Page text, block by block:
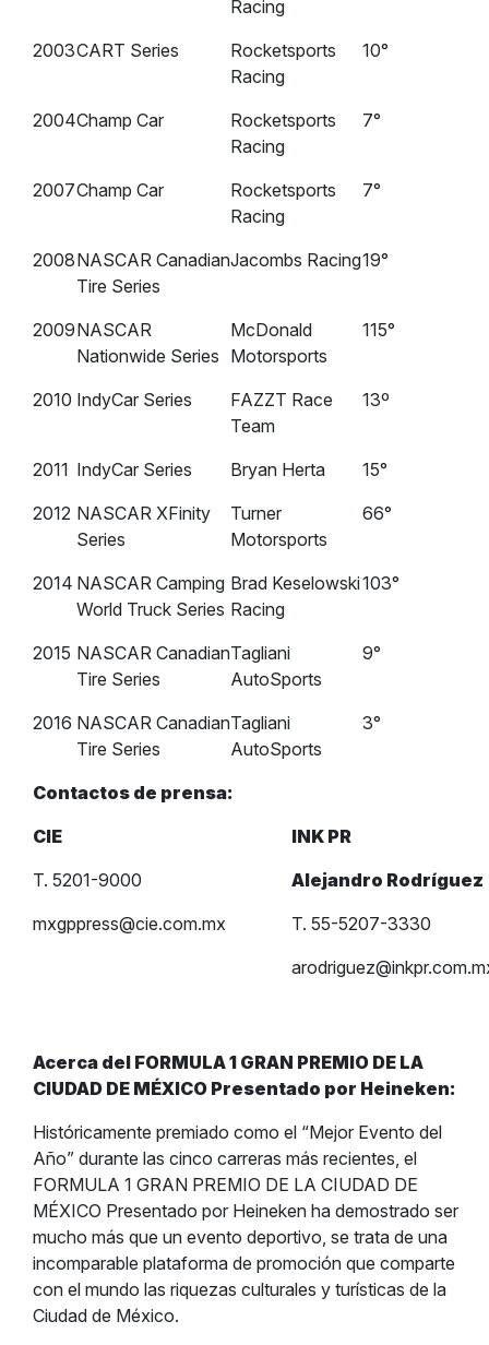
Racing
2003CART Series
Rocketsports
Racing
10°
2004Champ Car
Rocketsports
Racing
7°
2007Champ Car
Rocketsports
Racing
7°
2008NASCAR Canadian
Tire Series
Jacombs Racing19°
2009NASCAR
Nationwide Series
McDonald
Motorsports
115°
2010 IndyCar Series
FAZZT Race
Team
13º
2011 IndyCar Series Bryan Herta
15°
2012 NASCAR XFinity
Series
Turner
Motorsports
66°
2014 NASCAR Camping
World Truck Series
Brad Keselowski
Racing
103°
2015 NASCAR Canadian
Tire Series
Tagliani
AutoSports
9°
2016 NASCAR Canadian
Tire Series
Tagliani
AutoSports
3°
Contactos de prensa:
CIE
T. 5201-9000
mxgppress@cie.com.mx
INK PR
Alejandro Rodríguez
T. 55-5207-3330
Acerca del FORMULA 1 GRAN PREMIO DE LA
CIUDAD DE MÉXICO Presentado por Heineken:
Históricamente premiado como el “Mejor Evento del
Año” durante las cinco carreras más recientes, el
FORMULA 1 GRAN PREMIO DE LA CIUDAD DE
MÉXICO Presentado por Heineken ha demostrado ser
mucho más que un evento deportivo, se trata de una
incomparable plataforma de promoción que comparte
con el mundo las riquezas culturales y turísticas de la
Ciudad de México.